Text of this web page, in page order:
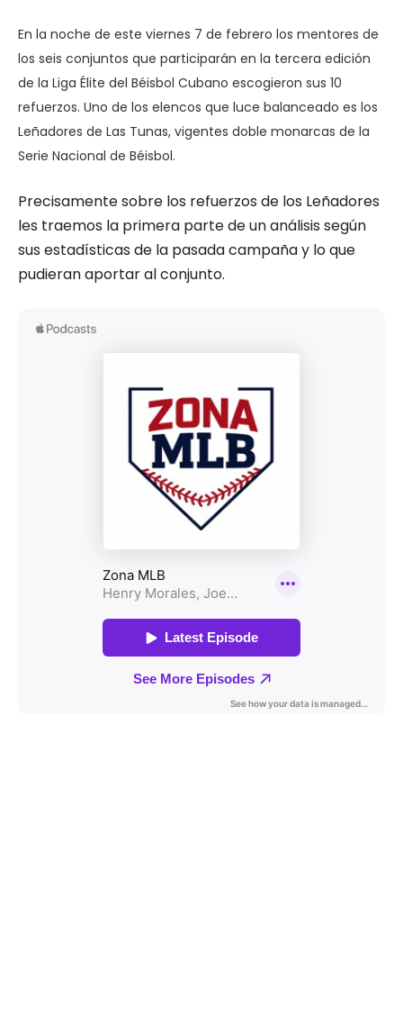
En la noche de este viernes 7 de febrero los mentores de
los seis conjuntos que participarán en la tercera edición
de la Liga Élite del Béisbol Cubano escogieron sus 10
refuerzos. Uno de los elencos que luce balanceado es los
Leñadores de Las Tunas, vigentes doble monarcas de la
Serie Nacional de Béisbol.
Precisamente sobre los refuerzos de los Leñadores
les traemos la primera parte de un análisis según
sus estadísticas de la pasada campaña y lo que
pudieran aportar al conjunto.